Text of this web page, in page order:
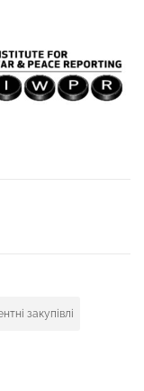
закупівлі